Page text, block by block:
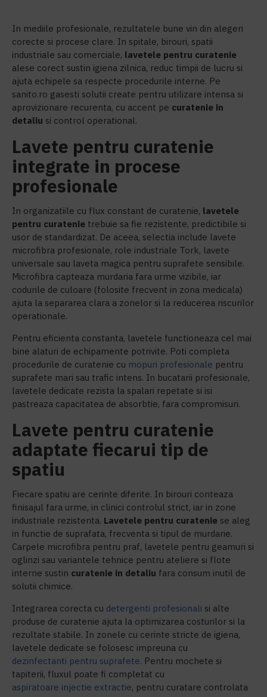
In mediile profesionale, rezultatele bune vin din alegeri
corecte si procese clare. In spitale, birouri, spatii
industriale sau comerciale, lavetele pentru curatenie
alese corect sustin igiena zilnica, reduc timpii de lucru si
ajuta echipele sa respecte procedurile interne. Pe
sanito.ro gasesti solutii create pentru utilizare intensa si
aprovizionare recurenta, cu accent pe curatenie in
detaliu si control operational.
Lavete pentru curatenie
integrate in procese
profesionale
In organizatiile cu flux constant de curatenie, lavetele
pentru curatenie trebuie sa fie rezistente, predictibile si
usor de standardizat. De aceea, selectia include lavete
microfibra profesionale, role industriale Tork, lavete
universale sau laveta magica pentru suprafete sensibile.
Microfibra capteaza murdaria fara urme vizibile, iar
codurile de culoare (folosite frecvent in zona medicala)
ajuta la separarea clara a zonelor si la reducerea riscurilor
operationale.
Pentru eficienta constanta, lavetele functioneaza cel mai
bine alaturi de echipamente potrivite. Poti completa
procedurile de curatenie cu mopuri profesionale pentru
suprafete mari sau trafic intens. In bucatarii profesionale,
lavetele dedicate rezista la spalari repetate si isi
pastreaza capacitatea de absorbtie, fara compromisuri.
Lavete pentru curatenie
adaptate fiecarui tip de
spatiu
Fiecare spatiu are cerinte diferite. In birouri conteaza
finisajul fara urme, in clinici controlul strict, iar in zone
industriale rezistenta. Lavetele pentru curatenie se aleg
in functie de suprafata, frecventa si tipul de murdarie.
Carpele microfibra pentru praf, lavetele pentru geamuri si
oglinzi sau variantele tehnice pentru ateliere si flote
interne sustin curatenie in detaliu fara consum inutil de
solutii chimice.
Integrarea corecta cu detergenti profesionali si alte
produse de curatenie ajuta la optimizarea costurilor si la
rezultate stabile. In zonele cu cerinte stricte de igiena,
lavetele dedicate se folosesc impreuna cu
dezinfectanti pentru suprafete. Pentru mochete si
tapiterii, fluxul poate fi completat cu
aspiratoare injectie extractie, pentru curatare controlata